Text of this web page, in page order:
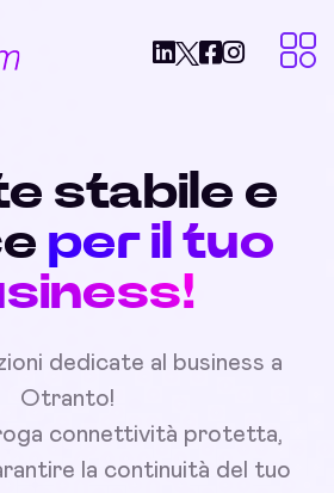
stabile e
per il tuo
dedicate al business a
Otranto!
connettività protetta,
la continuità del tuo